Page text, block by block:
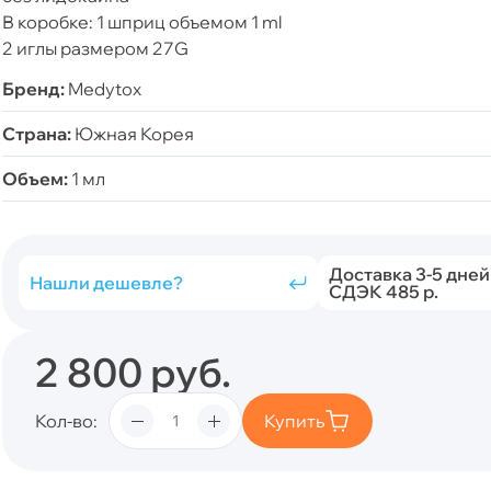
В коробке: 1 шприц объемом 1 ml
2 иглы размером 27G
Бренд: Medytox
Страна: Южная Корея
Объем: 1 мл
Нашли дешевле?
Доставка 3-5 дней
СДЭК 485 р.
2 800 руб.
Кол-во Купить